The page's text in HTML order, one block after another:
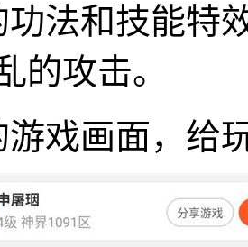
功法和技能特
的攻击。
游戏画面，给